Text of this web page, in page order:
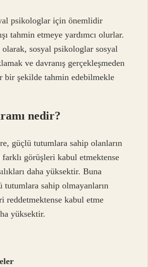
psikologlar için önemlidir
tahmin etmeye yardımcı olurlar.
sosyal psikologlar sosyal
ve davranış gerçekleşmeden
bir şekilde tahmin edebilmekle
nedir?
güçlü tutumlara sahip olanların
görüşleri kabul etmektense
daha yüksektir. Buna
tutumlara sahip olmayanların
reddetmektense kabul etme
yüksektir.